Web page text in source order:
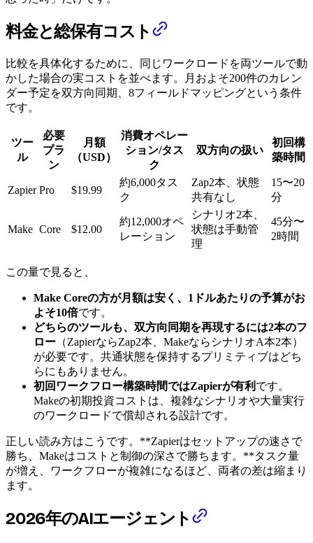
料金と総保有コスト
比較を具体化するために、同じワークロードを両ツールで動
かした場合の実コストを並べます。月およそ200件のカレン
ダー予定を双方向同期、8フィールドマッピングという条件
です。
ツー
ル
必要
プラ
ン
月額
（USD）
消費オペレー
ション/タス
ク
双方向の扱い
初回構
築時間
Zapier Pro $19.99
約6,000タス
ク
Zap2本、状態
共有なし
15〜20
分
Make Core $12.00
約12,000オペ
レーション
シナリオ2本、
状態は手動管
理
45分〜
2時間
この量で見ると、
Make Coreの方が月額は安く、1ドルあたりの予算がお
よそ10倍です。
どちらのツールも、双方向同期を再現するには2本のフ
ロー （ZapierならZap2本、MakeならシナリオA本2本）
が必要です。共通状態を保持するプリミティブはどち
らにもありません。
初回ワークフロー構築時間ではZapierが有利 です。
Makeの初期投資コストは、複雑なシナリオや大量実行
のワークロードで償却される設計です。
正しい読み方はこうです。**Zapierはセットアップの速さで
勝ち、Makeはコストと制御の深さで勝ちます。**タスク量
が増え、ワークフローが複雑になるほど、両者の差は縮まり
ます。
2026年のAIエージェント